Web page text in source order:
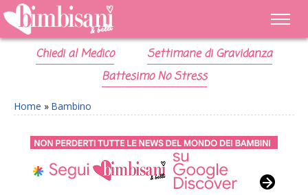
Chiedi al Medico
Settimane di Gravidanza
Battesimo No Stress
Home » Bambino